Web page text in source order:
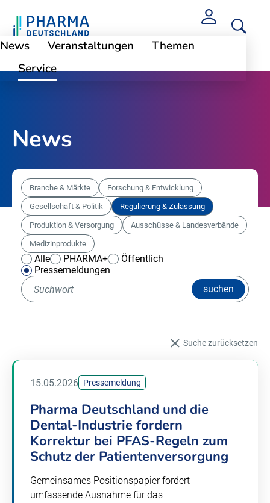
News Veranstaltungen
Themen
Service
News
Branche & Märkte Forschung & Entwicklung
Gesellschaft & Politik Regulierung & Zulassung
Produktion & Versorgung Ausschüsse & Landesverbände
Medizinprodukte
Alle PHARMA+
Öffentlich
Pressemeldungen
suchen
Suche zurücksetzen
15.05.2026 Pressemeldung
Pharma Deutschland und die
Dental-Industrie fordern
Korrektur bei PFAS-Regeln zum
Schutz der Patientenversorgung
Gemeinsames Positionspapier fordert
umfassende Ausnahme für das